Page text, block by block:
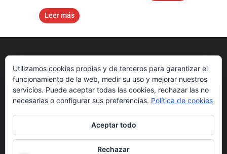
Leer más
Nosotros Get Started Downloads
Utilizamos cookies propias y de terceros para garantizar el
funcionamiento de la web, medir su uso y mejorar nuestros
servicios. Puede aceptar todas las cookies, rechazar las no
necesarias o configurar sus preferencias. Política de cookies
Aceptar todo
Rechazar